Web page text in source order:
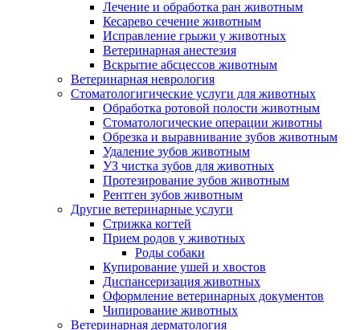
Лечение и обработка ран животным
Кесарево сечение животным
Исправление грыжи у животных
Ветеринарная анестезия
Вскрытие абсцессов животным
Ветеринарная неврология
Стоматологигические услуги для животных
Обработка ротовой полости животным
Стоматологические операции животны
Обрезка и выравнивание зубов животным
Удаление зубов животным
УЗ чистка зубов для животных
Протезирование зубов животным
Рентген зубов животным
Другие ветеринарные услуги
Стрижка когтей
Прием родов у животных
Роды собаки
Купирование ушей и хвостов
Диспансеризация животных
Оформление ветеринарных документов
Чипирование животных
Ветеринарная дерматология